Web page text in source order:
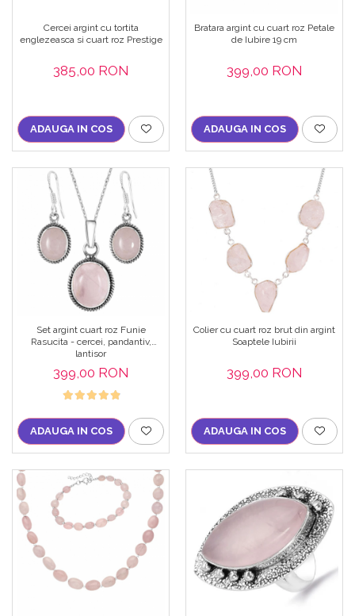
Cercei argint cu tortita
englezeasca si cuart roz Prestige
385,00 RON
ADAUGA IN COS
Bratara argint cu cuart roz Petale
de Iubire 19 cm
399,00 RON
ADAUGA IN COS
Set argint cuart roz Funie
Rasucita - cercei, pandantiv,
lantisor
399,00 RON
ADAUGA IN COS
Colier cu cuart roz brut din argint
Soaptele Iubirii
399,00 RON
ADAUGA IN COS